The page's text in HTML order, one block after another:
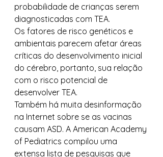
probabilidade de crianças serem
diagnosticadas com TEA.
Os fatores de risco genéticos e
ambientais parecem afetar áreas
críticas do desenvolvimento inicial
do cérebro, portanto, sua relação
com o risco potencial de
desenvolver TEA.
Também há muita desinformação
na Internet sobre se as vacinas
causam ASD. A American Academy
of Pediatrics compilou uma
extensa lista de pesquisas que